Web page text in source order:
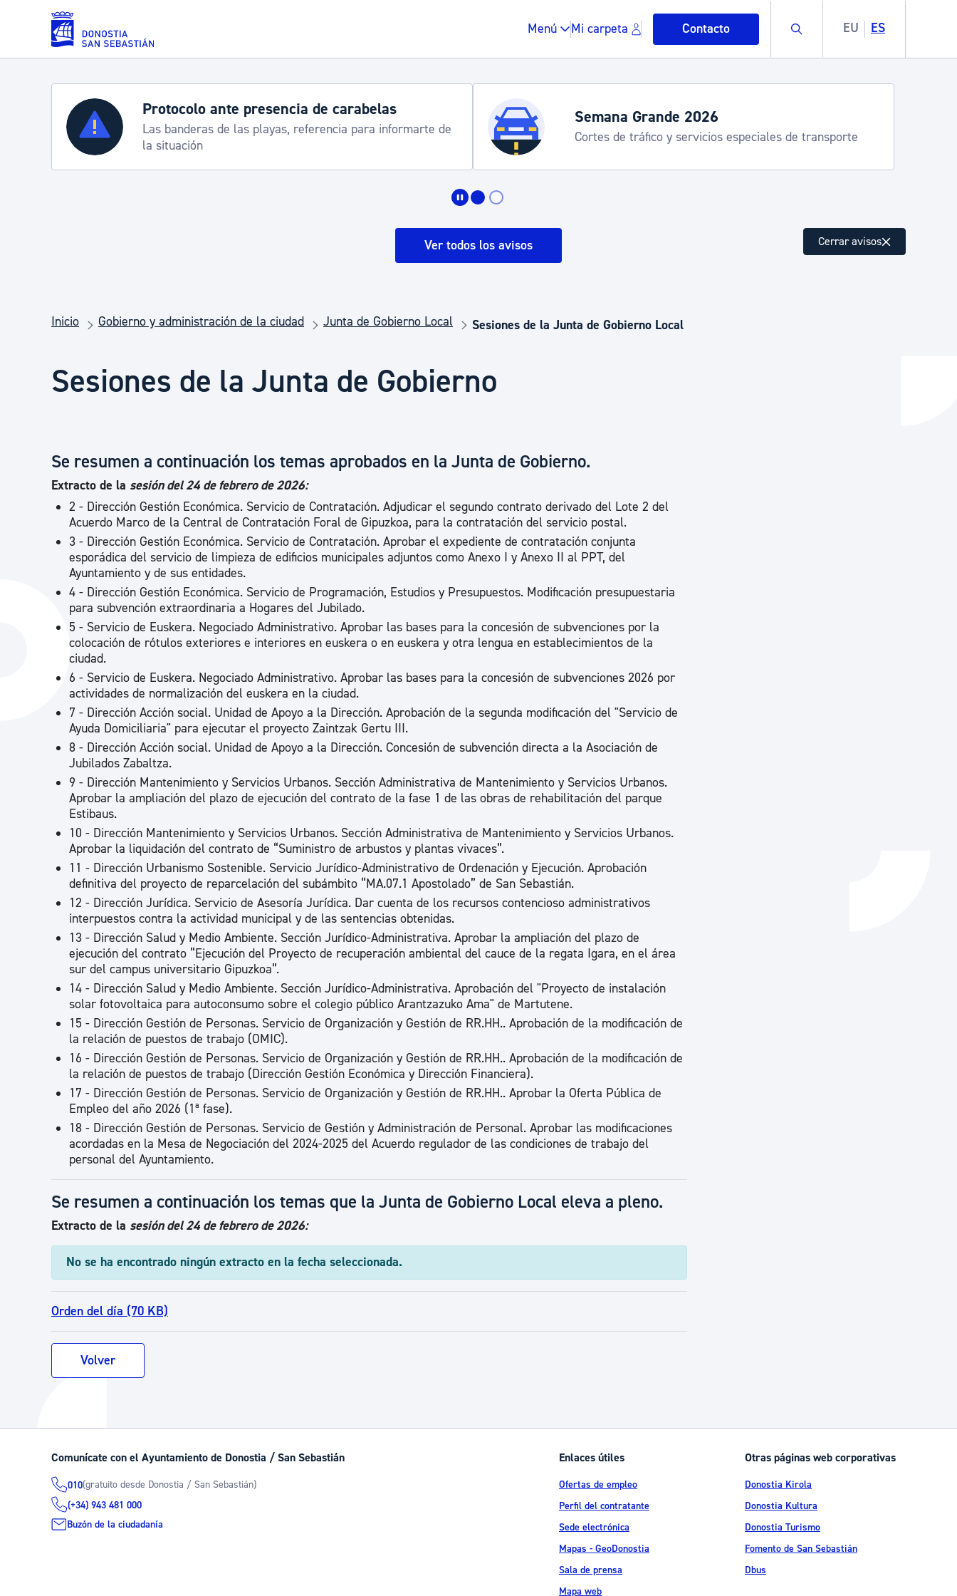
Saltar al contenido principal
Menú Mi carpeta Contacto Buscar EU ES
Servicios
Padrón y asuntos personales
Espacio público, residuos y medioambiente
Seguridad ciudadana y emergencias Euskera
Salud Pública, animales y consumo
Participación ciudadana y asociacionismo
Deporte Turismo
La ciudad
La ciudad ahora
Descubre la ciudad
La ciudad futura
Actualidad
Noticias
Avisos
Agenda cultural
Administración municipal
Tablón de anuncios oficiales
Calendario fiscal
Protocolo ante presencia de carabelas
Las banderas de las playas, referencia para informarte de
la situación
Semana Grande 2026
Cortes de tráfico y servicios especiales de transporte
Ver todos los avisos Cerrar avisos
Inicio Gobierno y administración de la ciudad Junta de Gobierno Local Sesiones de la Junta de Gobierno Local
Sesiones de la Junta de Gobierno
Se resumen a continuación los temas aprobados en la Junta de Gobierno.
Extracto de la sesión del 24 de febrero de 2026:
2 - Dirección Gestión Económica. Servicio de Contratación. Adjudicar el segundo contrato derivado del Lote 2 del
Acuerdo Marco de la Central de Contratación Foral de Gipuzkoa, para la contratación del servicio postal.
3 - Dirección Gestión Económica. Servicio de Contratación. Aprobar el expediente de contratación conjunta
esporádica del servicio de limpieza de edificios municipales adjuntos como Anexo I y Anexo II al PPT, del
Ayuntamiento y de sus entidades.
4 - Dirección Gestión Económica. Servicio de Programación, Estudios y Presupuestos. Modificación presupuestaria
para subvención extraordinaria a Hogares del Jubilado.
5 - Servicio de Euskera. Negociado Administrativo. Aprobar las bases para la concesión de subvenciones por la
colocación de rótulos exteriores e interiores en euskera o en euskera y otra lengua en establecimientos de la
ciudad.
6 - Servicio de Euskera. Negociado Administrativo. Aprobar las bases para la concesión de subvenciones 2026 por
actividades de normalización del euskera en la ciudad.
7 - Dirección Acción social. Unidad de Apoyo a la Dirección. Aprobación de la segunda modificación del "Servicio de
Ayuda Domiciliaria" para ejecutar el proyecto Zaintzak Gertu III.
8 - Dirección Acción social. Unidad de Apoyo a la Dirección. Concesión de subvención directa a la Asociación de
Jubilados Zabaltza.
9 - Dirección Mantenimiento y Servicios Urbanos. Sección Administrativa de Mantenimiento y Servicios Urbanos.
Aprobar la ampliación del plazo de ejecución del contrato de la fase 1 de las obras de rehabilitación del parque
Estibaus.
10 - Dirección Mantenimiento y Servicios Urbanos. Sección Administrativa de Mantenimiento y Servicios Urbanos.
Aprobar la liquidación del contrato de “Suministro de arbustos y plantas vivaces”.
11 - Dirección Urbanismo Sostenible. Servicio Jurídico-Administrativo de Ordenación y Ejecución. Aprobación
definitiva del proyecto de reparcelación del subámbito “MA.07.1 Apostolado” de San Sebastián.
12 - Dirección Jurídica. Servicio de Asesoría Jurídica. Dar cuenta de los recursos contencioso administrativos
interpuestos contra la actividad municipal y de las sentencias obtenidas.
13 - Dirección Salud y Medio Ambiente. Sección Jurídico-Administrativa. Aprobar la ampliación del plazo de
ejecución del contrato “Ejecución del Proyecto de recuperación ambiental del cauce de la regata Igara, en el área
sur del campus universitario Gipuzkoa”.
14 - Dirección Salud y Medio Ambiente. Sección Jurídico-Administrativa. Aprobación del "Proyecto de instalación
solar fotovoltaica para autoconsumo sobre el colegio público Arantzazuko Ama" de Martutene.
15 - Dirección Gestión de Personas. Servicio de Organización y Gestión de RR.HH.. Aprobación de la modificación de
la relación de puestos de trabajo (OMIC).
16 - Dirección Gestión de Personas. Servicio de Organización y Gestión de RR.HH.. Aprobación de la modificación de
la relación de puestos de trabajo (Dirección Gestión Económica y Dirección Financiera).
17 - Dirección Gestión de Personas. Servicio de Organización y Gestión de RR.HH.. Aprobar la Oferta Pública de
Empleo del año 2026 (1ª fase).
18 - Dirección Gestión de Personas. Servicio de Gestión y Administración de Personal. Aprobar las modificaciones
acordadas en la Mesa de Negociación del 2024-2025 del Acuerdo regulador de las condiciones de trabajo del
personal del Ayuntamiento.
Se resumen a continuación los temas que la Junta de Gobierno Local eleva a pleno.
Extracto de la sesión del 24 de febrero de 2026:
No se ha encontrado ningún extracto en la fecha seleccionada.
Orden del día (70 KB)
Volver
Comunícate con el Ayuntamiento de Donostia / San Sebastián
010(gratuito desde Donostia / San Sebastián)
(+34) 943 481 000
Buzón de la ciudadanía
Enlaces útiles
Ofertas de empleo
Perfil del contratante
Sede electrónica
Mapas - GeoDonostia
Sala de prensa
Mapa web
Otras páginas web corporativas
Donostia Kirola
Donostia Kultura
Donostia Turismo
Fomento de San Sebastián
Dbus